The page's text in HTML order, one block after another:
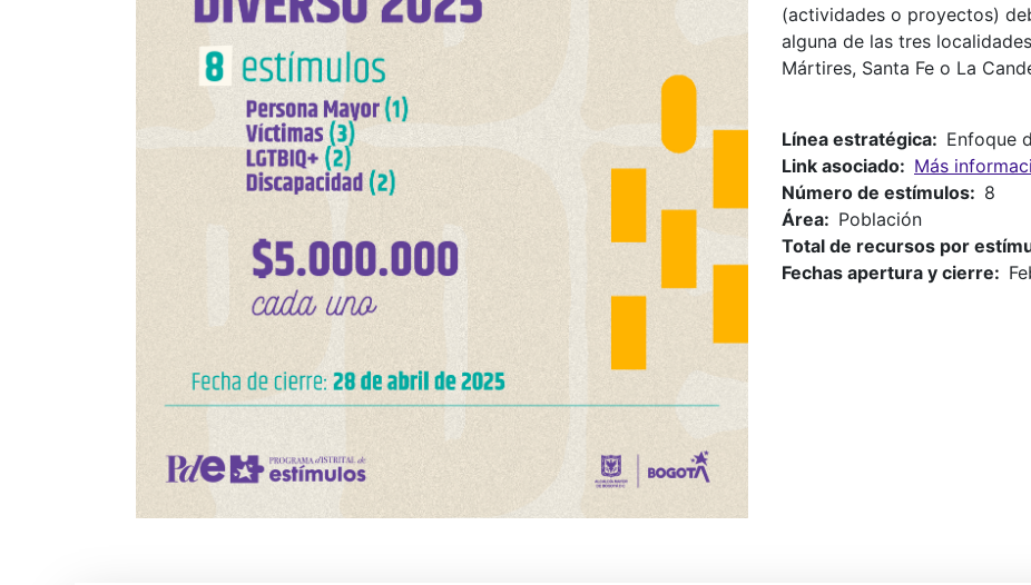
(actividades o proyectos)
alguna de las tres
Mártires, Santa Fe o La
Línea estratégica
Enfoque
Link asociado
Más
Número de estímulos
8
Área
Población
Total de recursos por
Fechas apertura y cierre